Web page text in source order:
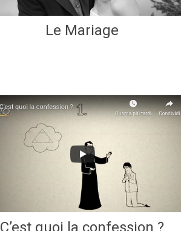
Le Mariage
C’est quoi la confession ?